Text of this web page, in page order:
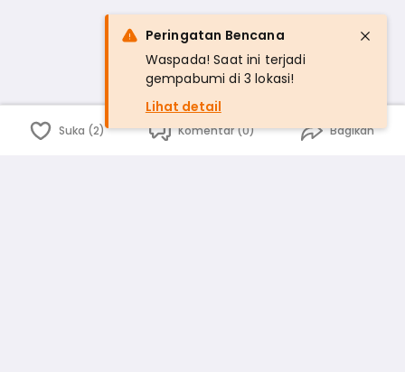
Suka (2) Komentar (0) Bagikan
Peringatan Bencana
Waspada! Saat ini terjadi
gempabumi di 3 lokasi!
Lihat detail